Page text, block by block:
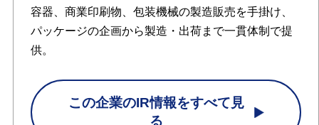
容器、商業印刷物、包装機械の製造販売を手掛け、
パッケージの企画から製造・出荷まで一貫体制で提
供。
この企業のIR情報をすべて見
る